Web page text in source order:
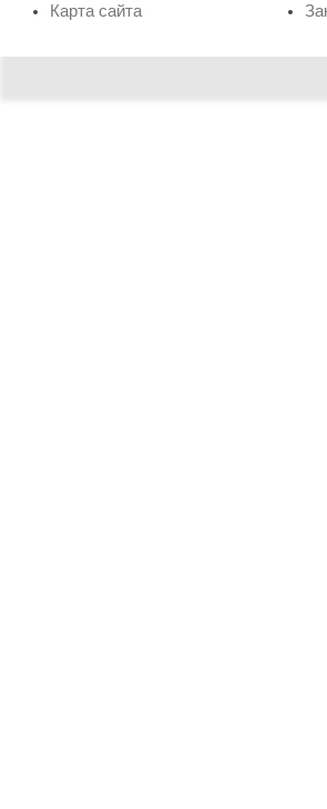
Карта сайта